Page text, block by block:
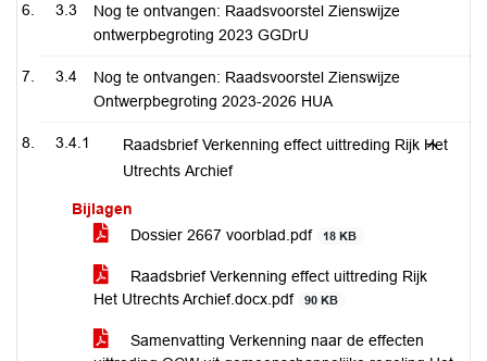
3.3
Nog te ontvangen: Raadsvoorstel Zienswijze
ontwerpbegroting 2023 GGDrU
3.4
Nog te ontvangen: Raadsvoorstel Zienswijze
Ontwerpbegroting 2023-2026 HUA
3.4.1
Raadsbrief Verkenning effect uittreding Rijk Het
Utrechts Archief
Bijlagen
Dossier 2667 voorblad.pdf
18 KB
Raadsbrief Verkenning effect uittreding Rijk
Het Utrechts Archief.docx.pdf
90 KB
Samenvatting Verkenning naar de effecten